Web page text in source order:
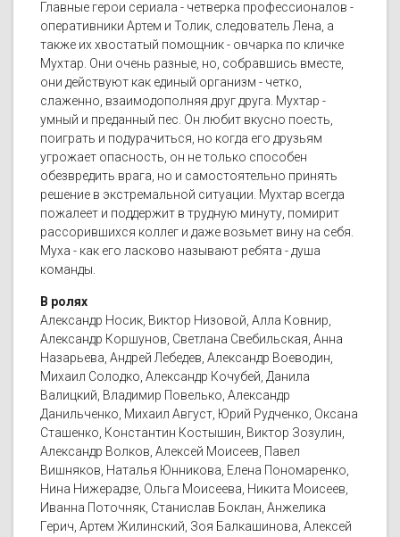
Главные герои сериала - четверка профессионалов -
оперативники Артем и Толик, следователь Лена, а
также их хвостатый помощник - овчарка по кличке
Мухтар. Они очень разные, но, собравшись вместе,
они действуют как единый организм - четко,
слаженно, взаимодополняя друг друга. Мухтар -
умный и преданный пес. Он любит вкусно поесть,
поиграть и подурачиться, но когда его друзьям
угрожает опасность, он не только способен
обезвредить врага, но и самостоятельно принять
решение в экстремальной ситуации. Мухтар всегда
пожалеет и поддержит в трудную минуту, помирит
рассорившихся коллег и даже возьмет вину на себя.
Муха - как его ласково называют ребята - душа
команды.
В ролях
Александр Носик, Виктор Низовой, Алла Ковнир,
Александр Коршунов, Светлана Свебильская, Анна
Назарьева, Андрей Лебедев, Александр Воеводин,
Михаил Солодко, Александр Кочубей, Данила
Валицкий, Владимир Повелько, Александр
Данильченко, Михаил Август, Юрий Рудченко, Оксана
Сташенко, Константин Костышин, Виктор Зозулин,
Александр Волков, Алексей Моисеев, Павел
Вишняков, Наталья Юнникова, Елена Пономаренко,
Нина Нижерадзе, Ольга Моисеева, Никита Моисеев,
Иванна Поточняк, Станислав Боклан, Анжелика
Герич, Артем Жилинский, Зоя Балкашинова, Алексей